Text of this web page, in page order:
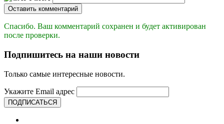
Оставить комментарий
Спасибо. Ваш комментарий сохранен и будет активирован
после проверки.
Подпишитесь на наши новости
Только самые интересные новости.
Укажите Email адрес
ПОДПИСАТЬСЯ